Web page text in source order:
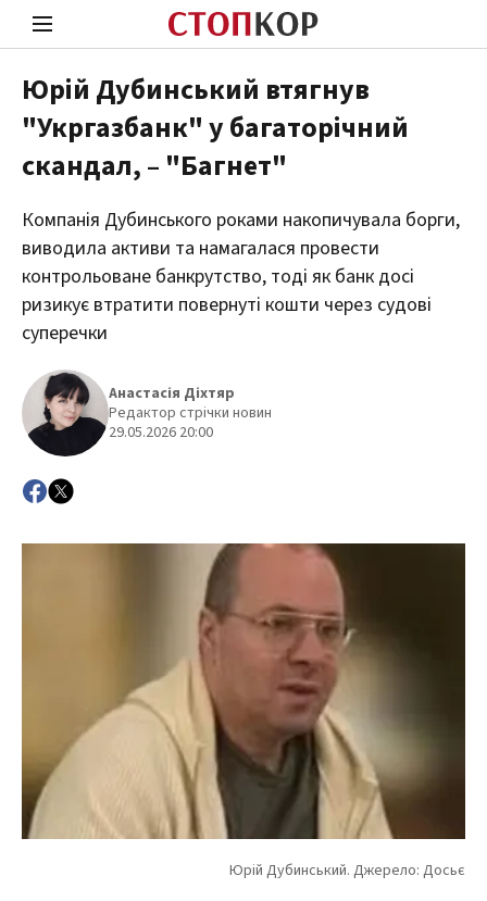
Стоп Політичній Корупції
Політика
Юрій Дубинський втягнув
"Укргазбанк" у багаторічний
скандал, – "Багнет"
Компанія Дубинського роками накопичувала борги,
виводила активи та намагалася провести
контрольоване банкрутство, тоді як банк досі
ризикує втратити повернуті кошти через судові
суперечки
Анастасія Діхтяр
Редактор стрічки новин
29.05.2026 20:00